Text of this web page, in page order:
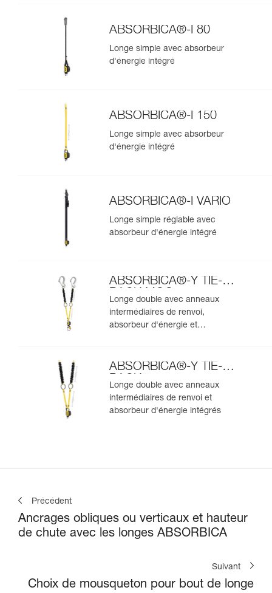
ABSORBICA®-I 80
Longe simple avec absorbeur
d'énergie intégré
ABSORBICA®-I 150
Longe simple avec absorbeur
d'énergie intégré
ABSORBICA®-I VARIO
Longe simple réglable avec
absorbeur d'énergie intégré
ABSORBICA®-Y TIE-
BACK MGO
Longe double avec anneaux
intermédiaires de renvoi,
absorbeur d'énergie et
ABSORBICA®-Y TIE-
BACK
Longe double avec anneaux
intermédiaires de renvoi et
absorbeur d'énergie intégrés
Précédent
Ancrages obliques ou verticaux et hauteur
de chute avec les longes ABSORBICA
Suivant
Choix de mousqueton pour bout de longe